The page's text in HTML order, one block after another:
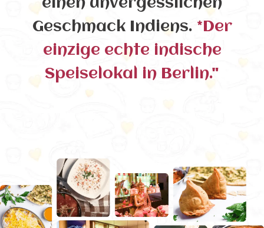
Geschmack Indiens. *Der
einzige echte indische
Speiselokal in Berlin."